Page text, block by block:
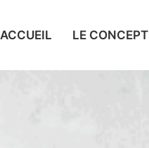
ACCUEIL LE CONCEPT